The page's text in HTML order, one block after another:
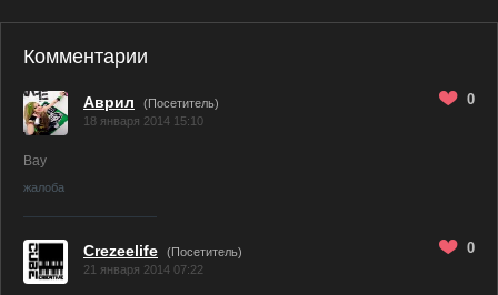
Комментарии
Аврил
(Посетитель)
18 января 2014 15:10
0
Вау
жалоба
Crezeelife
(Посетитель)
21 января 2014 07:22
0